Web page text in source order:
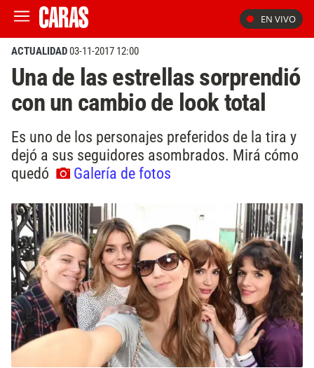
EN VIVO
ACTUALIDAD03-11-2017 12:00
Una de las estrellas sorprendió
con un cambio de look total
Es uno de los personajes preferidos de la tira y
dejó a sus seguidores asombrados. Mirá cómo
quedó
Galería de fotos